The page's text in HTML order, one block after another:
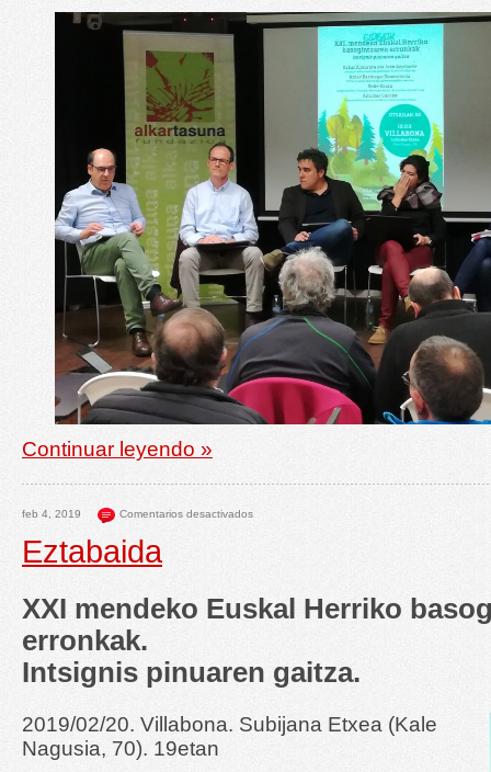
Continuar leyendo »
feb 4, 2019 Comentarios desactivados
Eztabaida
XXI mendeko Euskal Herriko
erronkak.
Intsignis pinuaren gaitza.
2019/02/20. Villabona. Subijana Etxea (Kale
Nagusia, 70). 19etan